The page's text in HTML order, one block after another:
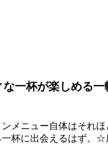
一杯が楽しめる
メニュー自体はそれ
杯に出会えるはず。